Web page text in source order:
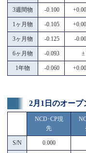
3週間物 -0.100
1ヶ月物 -0.105
3ヶ月物 -0.125 -
6ヶ月物 -0.093 ±
1年物 -0.060
2月1日のオー
NCD･CP現
先
S/N 0.000